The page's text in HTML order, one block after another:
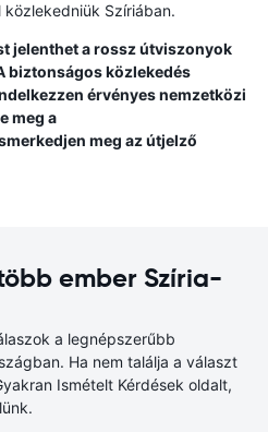
Szíriában.
jelenthet a rossz útviszonyok
biztonságos közlekedés
érvényes nemzetközi
meg a
meg az útjelző
ember Szíria-
a legnépszerűbb
Ha nem találja a választ
Ismételt Kérdések oldalt,